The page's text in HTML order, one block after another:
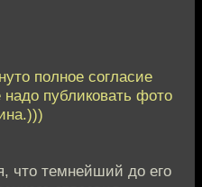
полное согласие
публиковать фото
что темнейший до его